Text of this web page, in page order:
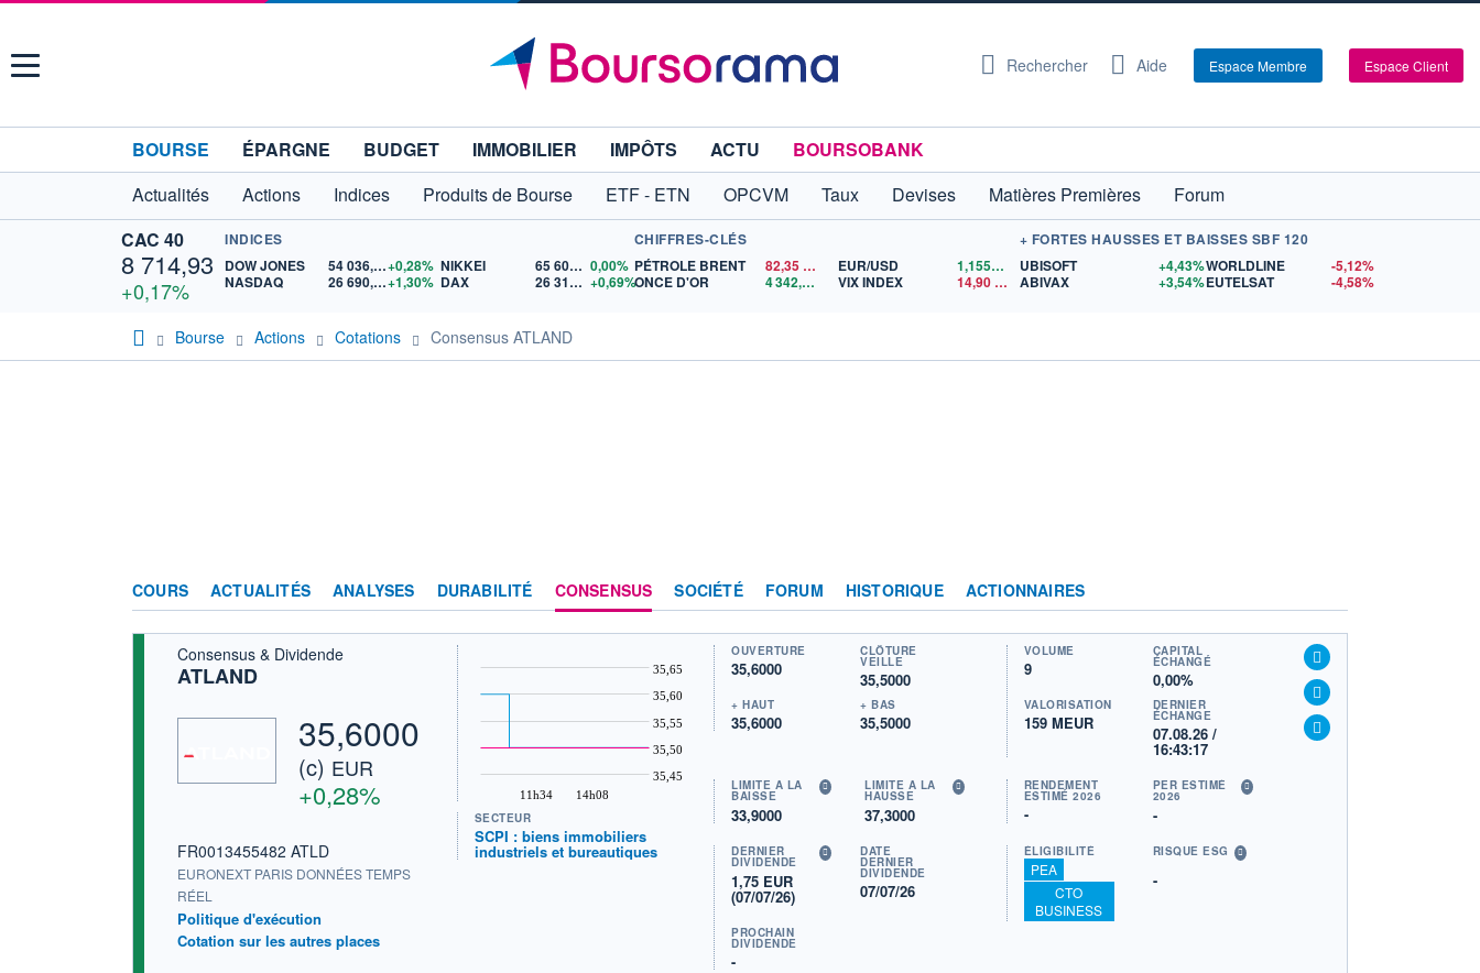
Menu Rechercher Aide Espace Membre Espace Client
BOURSE ÉPARGNE BUDGET IMMOBILIER IMPÔTS ACTU
BOURSOBANK
Actualités
Actions Indices Produits de Bourse ETF - ETN OPCVM Taux Devises Matières Premières
Forum
CAC 40
8 714,93
+0,17%
INDICES
DOW JONES
54 036,93+0,28%
NASDAQ
26 690,62+1,30%
NIKKEI 65 606,71 0,00%
DAX
26 319,45 +0,69%
CHIFFRES-CLÉS
PÉTROLE BRENT
82,35$US
ONCE D'OR
4 342,26 $US
EUR/USD 1,1559$US
VIX INDEX
14,90
+ FORTES HAUSSES ET BAISSES SBF 120
UBISOFT
+4,43%
ABIVAX
+3,54%
WORLDLINE
-5,12%
EUTELSAT
-4,58%
Bourse Actions Cotations Consensus ATLAND
COURS ACTUALITÉS ANALYSES DURABILITÉ CONSENSUS SOCIÉTÉ FORUM HISTORIQUE ACTIONNAIRES
Consensus & Dividende
ATLAND
35,6000
(c) EUR
+0,28%
FR0013455482 ATLD
EURONEXT PARIS DONNÉES TEMPS
RÉEL
Politique d'exécution
Cotation sur les autres places
11h34 14h08
35,45
35,50
35,55
35,60
35,65
SECTEUR
SCPI : biens immobiliers
industriels et bureautiques
OUVERTURE
35,6000
CLÔTURE
VEILLE
35,5000
+ HAUT
35,6000
+ BAS
35,5000
VOLUME
9
CAPITAL
ÉCHANGÉ
0,00%
VALORISATION
159 MEUR
DERNIER
ÉCHANGE
07.08.26 /
16:43:17
LIMITE À LA
BAISSE
33,9000
LIMITE À LA
HAUSSE
37,3000
RENDEMENT
ESTIMÉ 2026
-
PER ESTIMÉ
2026
-
DERNIER
DIVIDENDE
1,75 EUR
(07/07/26)
DATE
DERNIER
DIVIDENDE
07/07/26
PROCHAIN
DIVIDENDE
-
ÉLIGIBILITÉ
PEA
CTO
BUSINESS
RISQUE ESG
-